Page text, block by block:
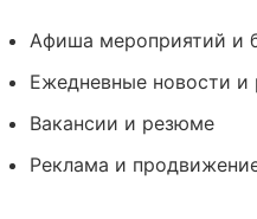
Афиша мероприятий и
Ежедневные новости и
Вакансии и резюме
Реклама и